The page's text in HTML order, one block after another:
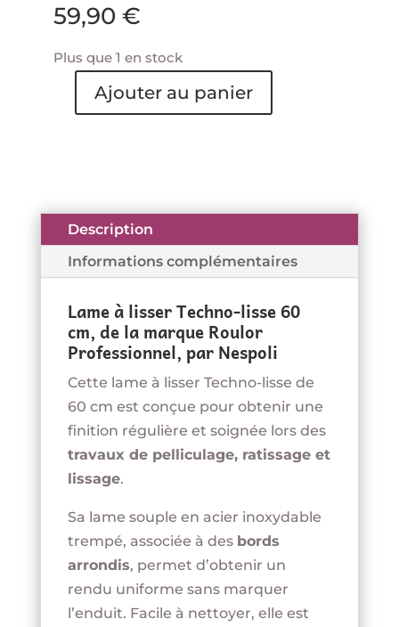
59,90 €
Plus que 1 en stock
quantité
Techno-
lisse
cm
Ajouter au panier
Description
Informations complémentaires
Lame à lisser Techno-lisse 60
cm, de la marque Roulor
Professionnel, par Nespoli
Cette lame à lisser Techno-lisse de
60 cm est conçue pour obtenir une
finition régulière et soignée lors des
travaux de pelliculage, ratissage et
lissage.
Sa lame souple en acier inoxydable
trempé, associée à des bords
arrondis, permet d’obtenir un
rendu uniforme sans marquer
l’enduit. Facile à nettoyer, elle est